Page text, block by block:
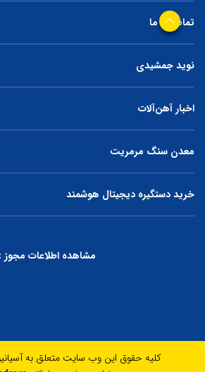
تماس با ما
نوید جمشیدی
اخبار آهن‌آلات
معدن سنگ مرمریت
خرید دستگیره دیجیتال هوشمند
مشاهده اطلاعات مجوز :
کلیه حقوق این وب سایت متعلق به